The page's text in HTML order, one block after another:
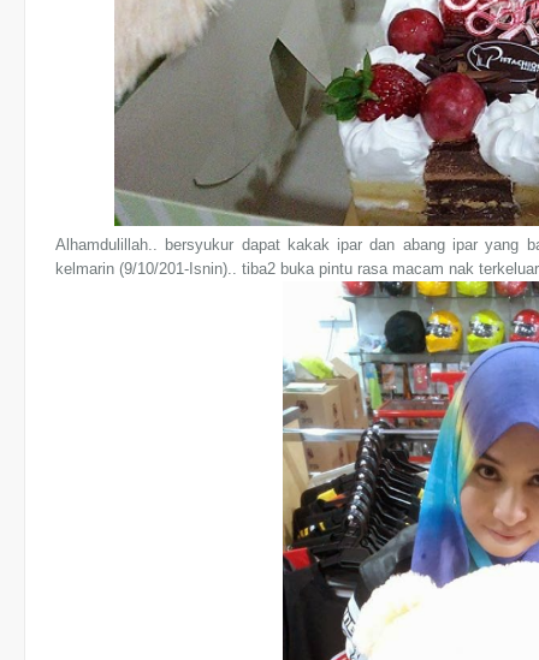
Alhamdulillah.. bersyukur dapat kakak ipar dan abang ipar yang
kelmarin (9/10/201-Isnin).. tiba2 buka pintu rasa macam nak